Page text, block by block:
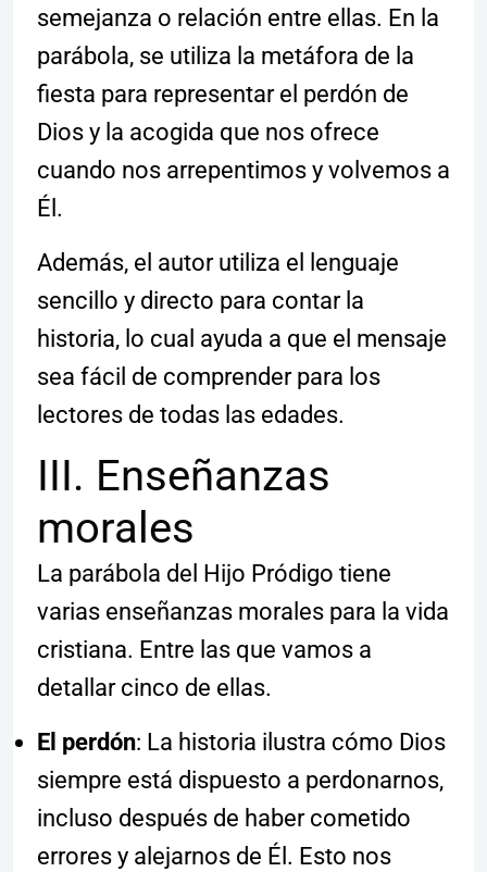
semejanza o relación entre ellas. En la
parábola, se utiliza la metáfora de la
fiesta para representar el perdón de
Dios y la acogida que nos ofrece
cuando nos arrepentimos y volvemos a
Él.
Además, el autor utiliza el lenguaje
sencillo y directo para contar la
historia, lo cual ayuda a que el mensaje
sea fácil de comprender para los
lectores de todas las edades.
III. Enseñanzas
morales
La parábola del Hijo Pródigo tiene
varias enseñanzas morales para la vida
cristiana. Entre las que vamos a
detallar cinco de ellas.
El perdón: La historia ilustra cómo Dios
siempre está dispuesto a perdonarnos,
incluso después de haber cometido
errores y alejarnos de Él. Esto nos